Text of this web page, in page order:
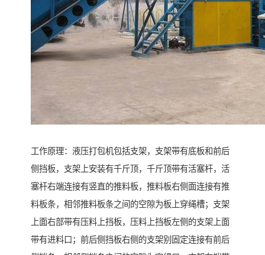
工作原理：液压打包机包括支架，支架带有底板和前后
侧挡板，支架上安装有千斤顶，千斤顶带有活塞杆，活
塞杆右端连接有竖直的推料板，推料板右侧面连接有推
料板条，相邻推料板条之间的空隙为板上穿绳槽；支架
上面右部带有压料上挡板，压料上挡板左侧的支架上面
带有进料口；前后侧挡板右侧的支架别固定连接有前后